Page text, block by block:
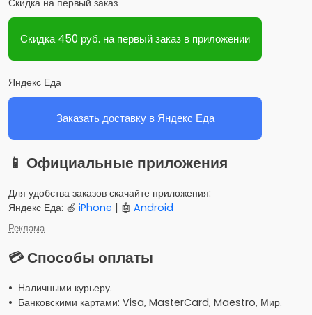
Скидка на первый заказ
Скидка 450 руб. на первый заказ в приложении
Яндекс Еда
Заказать доставку в Яндекс Еда
📱 Официальные приложения
Для удобства заказов скачайте приложения:
Яндекс Еда: 🍏 iPhone | 🤖 Android
Реклама
💳 Способы оплаты
• Наличными курьеру.
• Банковскими картами: Visa, MasterCard, Maestro, Мир.